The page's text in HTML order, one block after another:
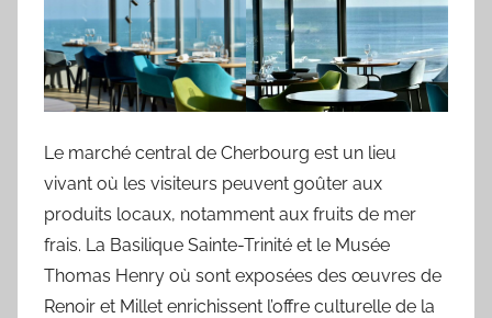
Le marché central de Cherbourg est un lieu
vivant où les visiteurs peuvent goûter aux
produits locaux, notamment aux fruits de mer
frais. La Basilique Sainte-Trinité et le Musée
Thomas Henry où sont exposées des œuvres de
Renoir et Millet enrichissent l’offre culturelle de la